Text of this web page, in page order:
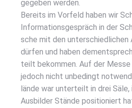
gege­ben wer­den.
Bereits im Vor­feld haben wir
Infor­ma­ti­ons­ge­spräch in der
sche mit den unter­schied­li­chen
dür­fen und haben
teilt bekom­men. Auf der
jedoch nicht unbe­dingt
län­de war unter­teilt in drei Säle,
Aus­bil­der Stän­de posi­tio­niert